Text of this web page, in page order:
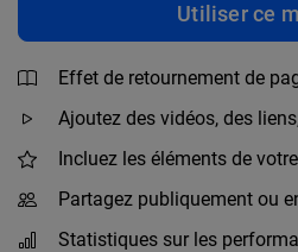
Utiliser ce
Effet de retournement de
Ajoutez des vidéos, des
Incluez les éléments de
Partagez publiquement ou
Statistiques sur les